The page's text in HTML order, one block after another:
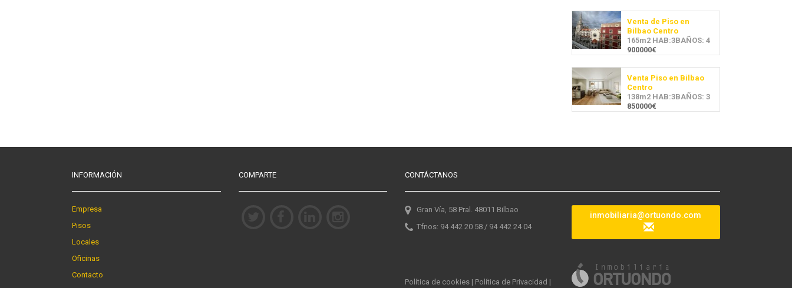
Venta de Piso en
Bilbao Centro
165m2 HAB:3BAÑOS: 4
900000€
Venta Piso en Bilbao
Centro
138m2 HAB:3BAÑOS: 3
850000€
INFORMACIÓN
Empresa
Pisos
Locales
Oficinas
Contacto
COMPARTE CONTÁCTANOS
Gran Vía, 58 Pral. 48011 Bilbao
Tfnos: 94 442 20 58 / 94 442 24 04
inmobiliaria@ortuondo.com
Política de cookies | Política de Privacidad |